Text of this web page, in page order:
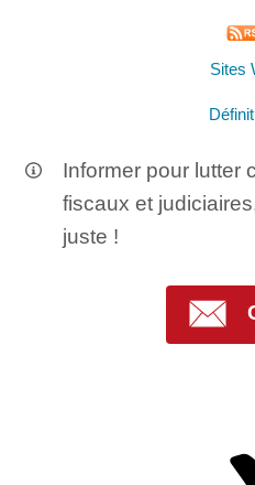
Sites
Informer pour lutter
fiscaux et
juste !